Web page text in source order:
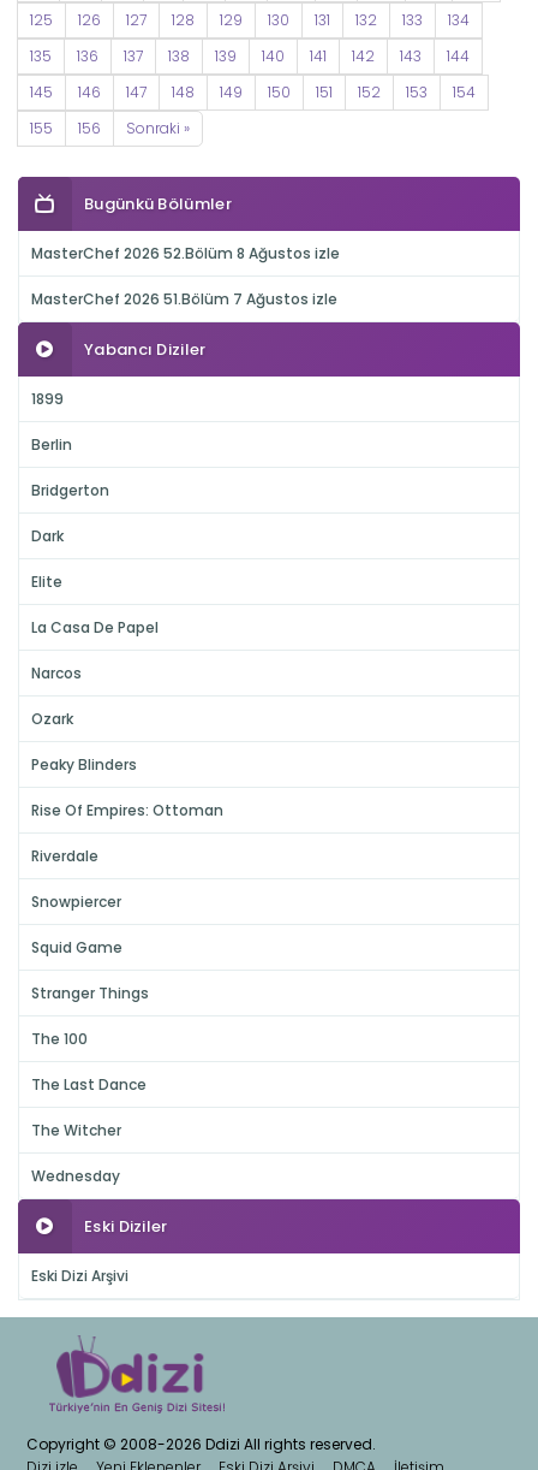
125
126 127 128 129 130 131 132 133
134
135
136 137 138 139 140 141 142 143
144
145
146 147 148 149 150 151 152 153
154
155
156 Sonraki »
Bugünkü Bölümler
MasterChef 2026 52.Bölüm 8 Ağustos izle
MasterChef 2026 51.Bölüm 7 Ağustos izle
Yabancı Diziler
1899
Berlin
Bridgerton
Dark
Elite
La Casa De Papel
Narcos
Ozark
Peaky Blinders
Rise Of Empires: Ottoman
Riverdale
Snowpiercer
Squid Game
Stranger Things
The 100
The Last Dance
The Witcher
Wednesday
Eski Diziler
Eski Dizi Arşivi
Copyright © 2008-2026 Ddizi All rights reserved.